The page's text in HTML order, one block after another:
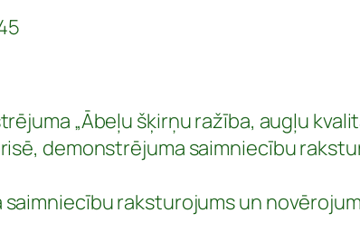
„Ābeļu šķirņu ražība, augļu
demonstrējuma saimniecību
raksturojums un